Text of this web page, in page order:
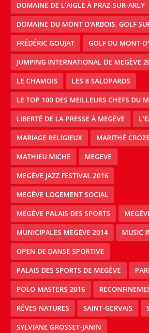
DOMAINE DE L’AIGLE À PRAZ-SUR-ARLY
DOMAINE DU MONT D'ARBOIS. GOLF
FRÉDÉRIC GOUJAT GOLF DU MONT-
JUMPING INTERNATIONAL DE MEGÈVE
LE CHAMOIS LES 8 SALOPARDS
LE TOP 100 DES MEILLEURS CHEFS DU
LIBERTÉ DE LA PRESSE À MEGÈVE
MARIAGE RELIGIEUX MARITHÉ
MATHIEU MICHE MEGEVE
MEGÈVE JAZZ FESTIVAL 2016
MEGÈVE LOGEMENT SOCIAL
MEGÈVE PALAIS DES SPORTS
MUNICIPALES MEGÈVE 2014 MUSIC
OPEN DE DANSE SPORTIVE
PALAIS DES SPORTS DE MEGÈVE
POLO MASTERS 2016
RÊVES NATURES SAINT-GERVAIS
SYLVIANE GROSSET-JANIN